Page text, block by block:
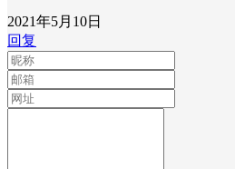
2021年5月10日
回复